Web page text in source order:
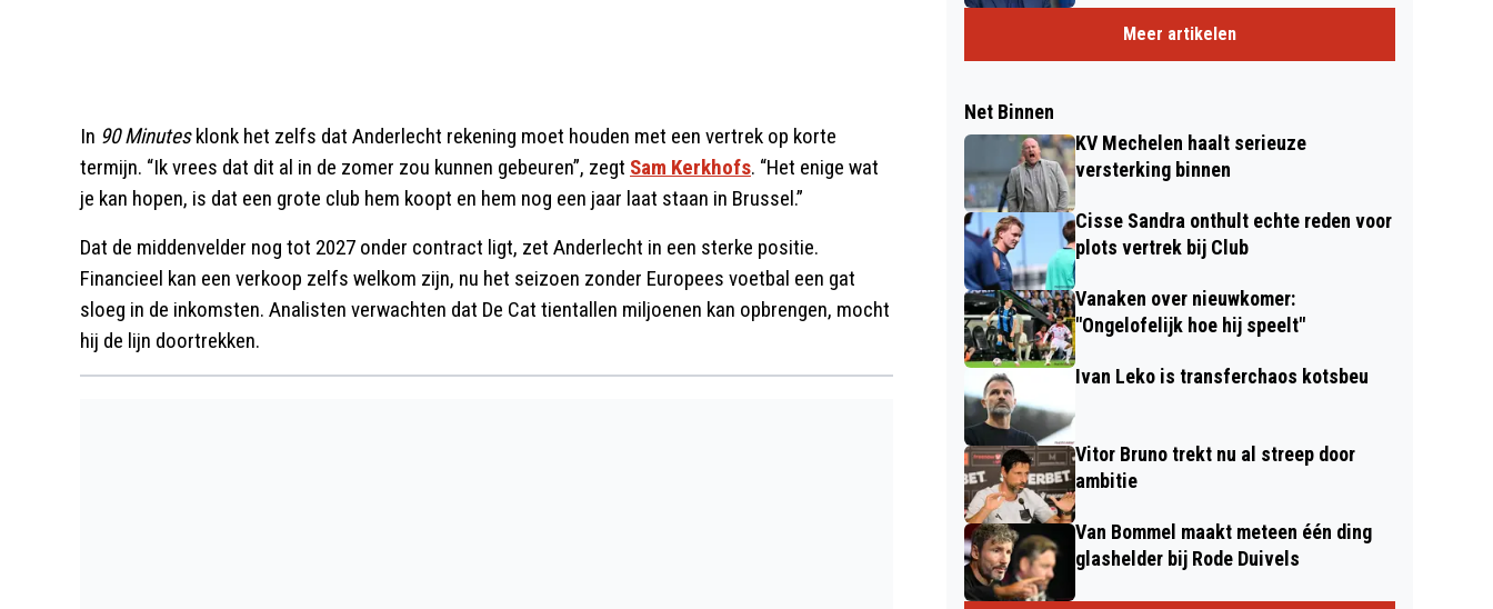
In 90 Minutesklonk het zelfs dat Anderlecht rekening moet houden met een vertrek op korte
termijn. “Ik vrees dat dit al in de zomer zou kunnen gebeuren”, zegt Sam Kerkhofs. “Het enige wat
je kan hopen, is dat een grote club hem koopt en hem nog een jaar laat staan in Brussel.”
Dat de middenvelder nog tot 2027 onder contract ligt, zet Anderlecht in een sterke positie.
Financieel kan een verkoop zelfs welkom zijn, nu het seizoen zonder Europees voetbal een gat
sloeg in de inkomsten. Analisten verwachten dat De Cat tientallen miljoenen kan opbrengen, mocht
hij de lijn doortrekken.
Meer artikelen
Net Binnen
KV Mechelen haalt serieuze
versterking binnen
Cisse Sandra onthult echte reden voor
plots vertrek bij Club
Vanaken over nieuwkomer:
"Ongelofelijk hoe hij speelt"
Ivan Leko is transferchaos kotsbeu
Vitor Bruno trekt nu al streep door
ambitie
Van Bommel maakt meteen één ding
glashelder bij Rode Duivels